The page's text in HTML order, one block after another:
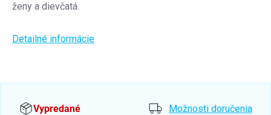
ženy a dievčatá.
Detailné informácie
Vypredané Možnosti doručenia